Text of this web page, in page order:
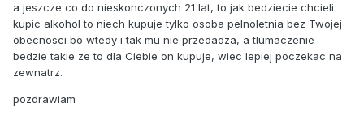
a jeszcze co do nieskonczonych 21 lat, to jak bedziecie chcieli
kupic alkohol to niech kupuje tylko osoba pelnoletnia bez Twojej
obecnosci bo wtedy i tak mu nie przedadza, a tlumaczenie
bedzie takie ze to dla Ciebie on kupuje, wiec lepiej poczekac na
zewnatrz.
pozdrawiam